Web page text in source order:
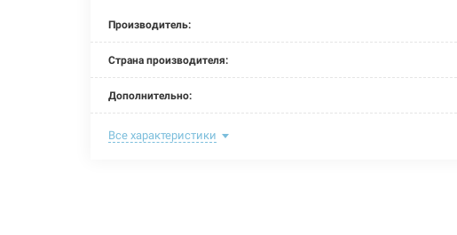
Производитель:
Страна производителя:
Дополнительно:
Цвет:
Все характеристики